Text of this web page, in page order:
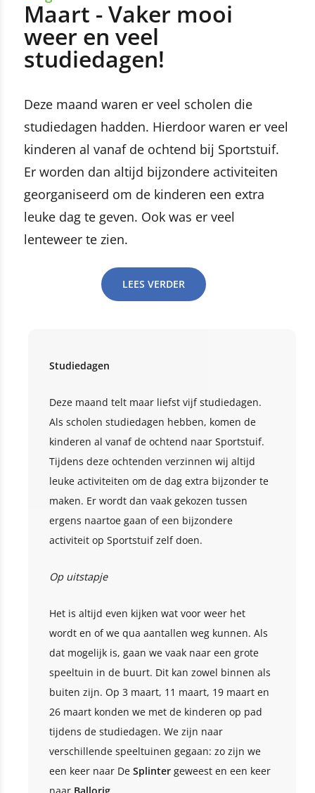
Maart - Vaker mooi
weer en veel
studiedagen!
Deze maand waren er veel scholen die
studiedagen hadden. Hierdoor waren er veel
kinderen al vanaf de ochtend bij Sportstuif.
Er worden dan altijd bijzondere activiteiten
georganiseerd om de kinderen een extra
leuke dag te geven. Ook was er veel
lenteweer te zien.
LEES VERDER
Studiedagen
Deze maand telt maar liefst vijf studiedagen.
Als scholen studiedagen hebben, komen de
kinderen al vanaf de ochtend naar Sportstuif.
Tijdens deze ochtenden verzinnen wij altijd
leuke activiteiten om de dag extra bijzonder te
maken. Er wordt dan vaak gekozen tussen
ergens naartoe gaan of een bijzondere
activiteit op Sportstuif zelf doen.
Op uitstapje
Het is altijd even kijken wat voor weer het
wordt en of we qua aantallen weg kunnen. Als
dat mogelijk is, gaan we vaak naar een grote
speeltuin in de buurt. Dit kan zowel binnen als
buiten zijn. Op 3 maart, 11 maart, 19 maart en
26 maart konden we met de kinderen op pad
tijdens de studiedagen. We zijn naar
verschillende speeltuinen gegaan: zo zijn we
een keer naar De Splinter geweest en een keer